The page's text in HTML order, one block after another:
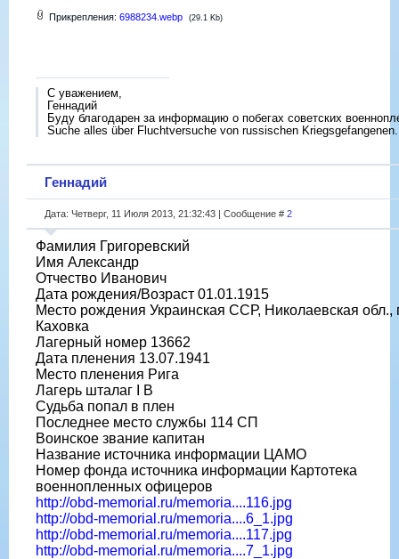
Прикрепления: 6988234.webp (29.1 Kb)
С уважением,
Геннадий
Буду благодарен за информацию о побегах советских
Suche alles über Fluchtversuche von russischen Kriegsgefangenen.
Геннадий
Дата: Четверг, 11 Июля 2013, 21:32:43 | Сообщение # 2
Фамилия Григоревский
Имя Александр
Отчество Иванович
Дата рождения/Возраст 01.01.1915
Место рождения Украинская ССР, Николаевская обл.,
Каховка
Лагерный номер 13662
Дата пленения 13.07.1941
Место пленения Рига
Лагерь шталаг I B
Судьба попал в плен
Последнее место службы 114 СП
Воинское звание капитан
Название источника информации ЦАМО
Номер фонда источника информации Картотека
военнопленных офицеров
http://obd-memorial.ru/memoria....116.jpg
http://obd-memorial.ru/memoria....6_1.jpg
http://obd-memorial.ru/memoria....117.jpg
http://obd-memorial.ru/memoria....7_1.jpg